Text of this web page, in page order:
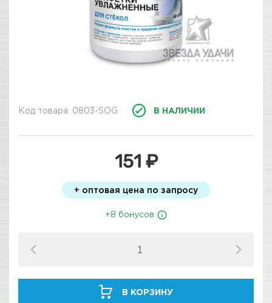
Код товара: 0803-SOG В НАЛИЧИИ
151 ₽
+ оптовая цена по запросу
+8 бонусов
В КОРЗИНУ